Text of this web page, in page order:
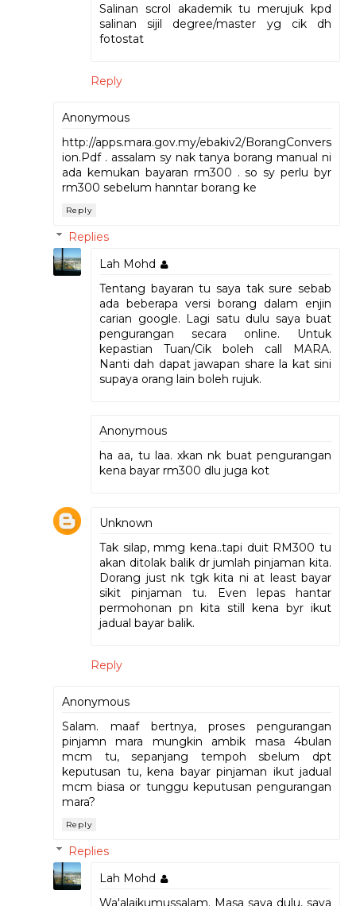
Salinan scrol akademik tu merujuk kpd
salinan sijil degree/master yg cik dh
fotostat
Reply
Anonymous
http://apps.mara.gov.my/ebakiv2/BorangConvers
ion.Pdf . assalam sy nak tanya borang manual ni
ada kemukan bayaran rm300 . so sy perlu byr
rm300 sebelum hanntar borang ke
Reply
Replies
Lah Mohd
Tentang bayaran tu saya tak sure sebab
ada beberapa versi borang dalam enjin
carian google. Lagi satu dulu saya buat
pengurangan secara online. Untuk
kepastian Tuan/Cik boleh call MARA.
Nanti dah dapat jawapan share la kat sini
supaya orang lain boleh rujuk.
Anonymous
ha aa, tu laa. xkan nk buat pengurangan
kena bayar rm300 dlu juga kot
Unknown
Tak silap, mmg kena..tapi duit RM300 tu
akan ditolak balik dr jumlah pinjaman kita.
Dorang just nk tgk kita ni at least bayar
sikit pinjaman tu. Even lepas hantar
permohonan pn kita still kena byr ikut
jadual bayar balik.
Reply
Anonymous
Salam. maaf bertnya, proses pengurangan
pinjamn mara mungkin ambik masa 4bulan
mcm tu, sepanjang tempoh sbelum dpt
keputusan tu, kena bayar pinjaman ikut jadual
mcm biasa or tunggu keputusan pengurangan
mara?
Reply
Replies
Lah Mohd
Wa'alaikumussalam. Masa saya dulu, saya